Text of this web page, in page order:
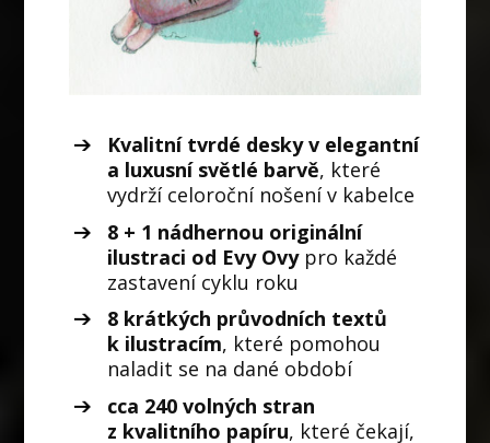
Kvalitní tvrdé desky v elegantní
a luxusní světlé barvě, které
vydrží celoroční nošení v kabelce
8 + 1 nádhernou originální
ilustraci od Evy Ovypro každé
zastavení cyklu roku
8 krátkých průvodních textů
k ilustracím, které pomohou
naladit se na dané období
cca 240 volných stran
z kvalitního papíru, které čekají,